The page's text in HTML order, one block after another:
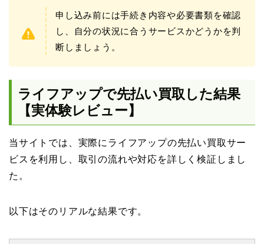
申し込み前には手続き内容や必要書類を確認
し、自分の状況に合うサービスかどうかを判
断しましょう。
ライフアップで先払い買取した結果
【実体験レビュー】
当サイトでは、実際にライフアップの先払い買取サー
ビスを利用し、取引の流れや対応を詳しく検証しまし
た。
以下はそのリアルな結果です。